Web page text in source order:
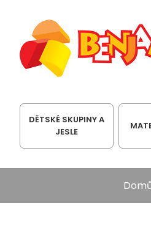
DĚTSKÉ SKUPINY A
JESLE